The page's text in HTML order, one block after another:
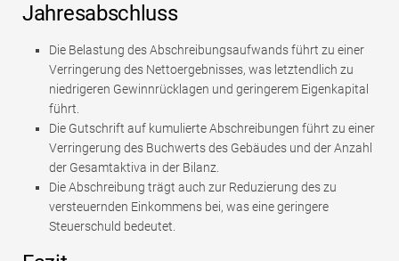
Jahresabschluss
Die Belastung des Abschreibungsaufwands führt zu einer
Verringerung des Nettoergebnisses, was letztendlich zu
niedrigeren Gewinnrücklagen und geringerem Eigenkapital
führt.
Die Gutschrift auf kumulierte Abschreibungen führt zu einer
Verringerung des Buchwerts des Gebäudes und der Anzahl
der Gesamtaktiva in der Bilanz.
Die Abschreibung trägt auch zur Reduzierung des zu
versteuernden Einkommens bei, was eine geringere
Steuerschuld bedeutet.